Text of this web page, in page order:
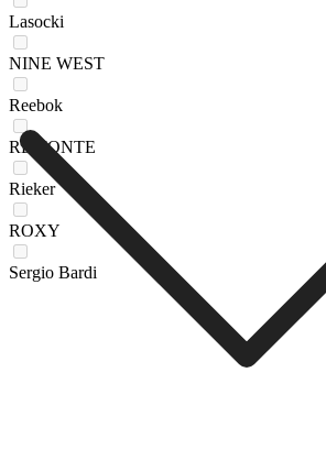
Lasocki
NINE WEST
Reebok
REMONTE
Rieker
ROXY
Sergio Bardi